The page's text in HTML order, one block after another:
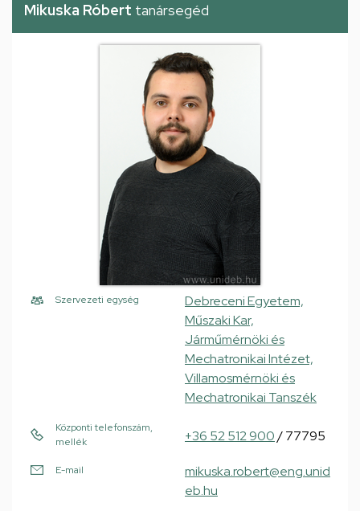
Mikuska Róbert tanársegéd
Szervezeti egység
Debreceni Egyetem,
Műszaki Kar,
Járműmérnöki és
Mechatronikai Intézet,
Villamosmérnöki és
Mechatronikai Tanszék
Központi telefonszám,
mellék
+36 52 512 900/ 77795
E-mail
mikuska.robert@eng.unid
eb.hu